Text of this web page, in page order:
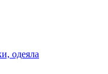
одеяла